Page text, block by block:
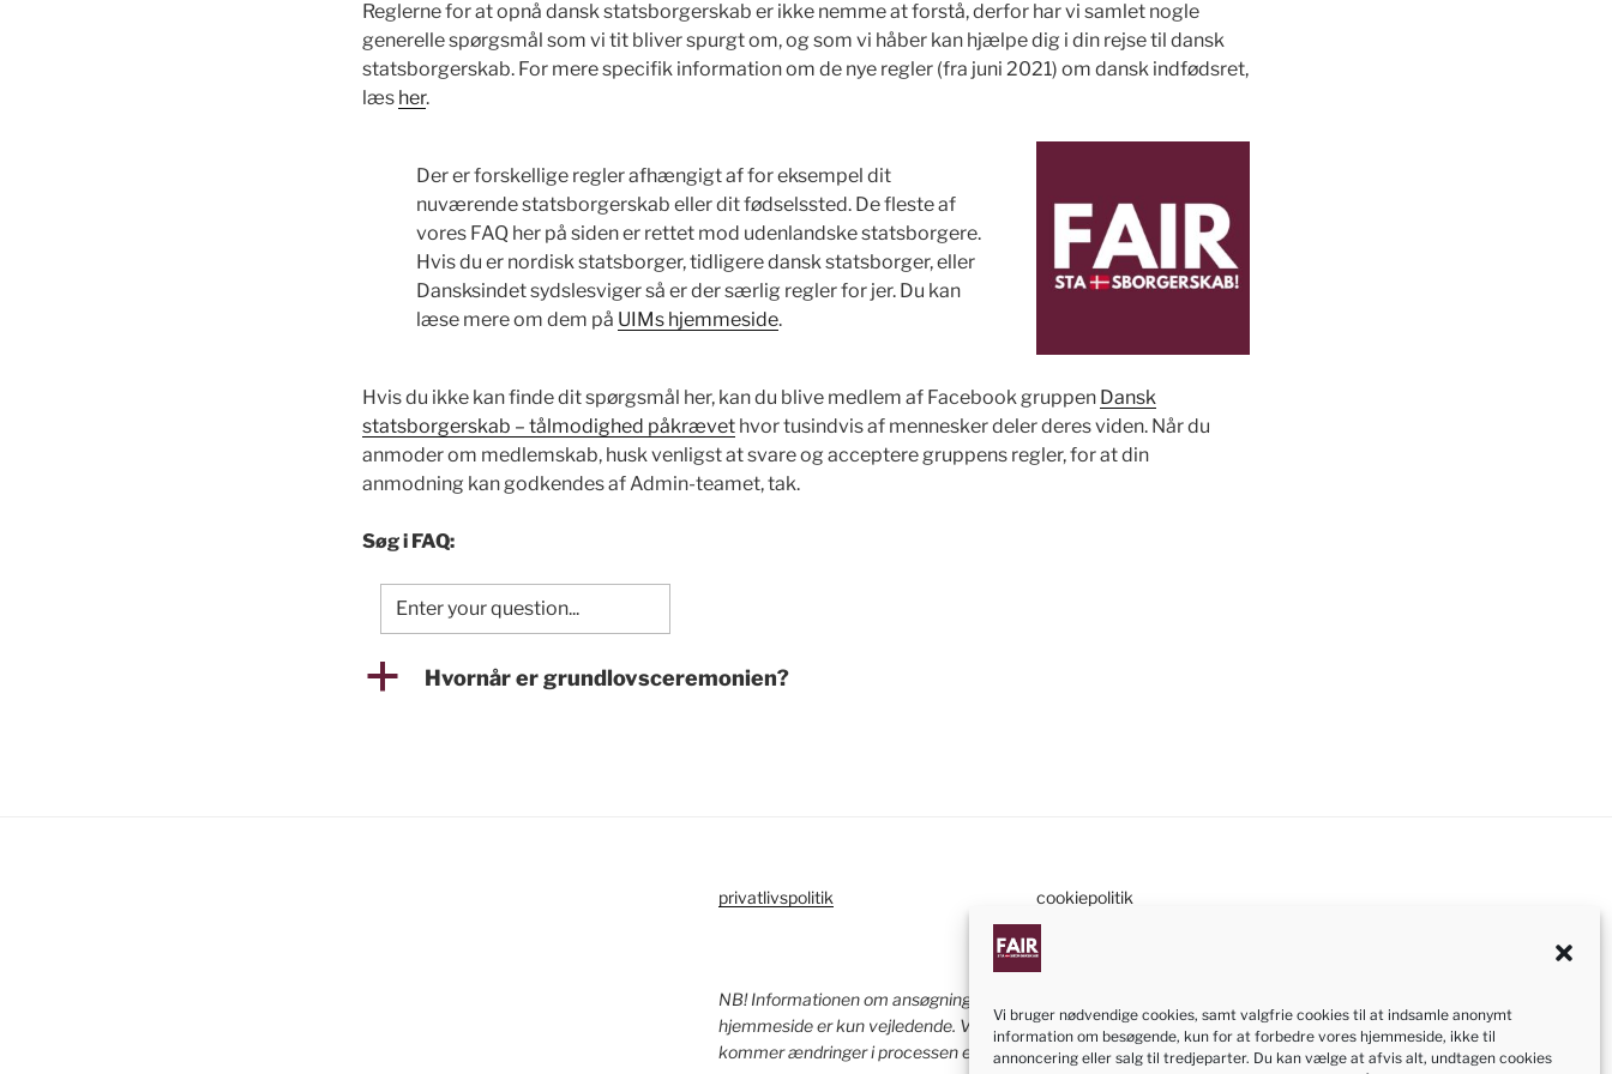
Vi bruger nødvendige cookies, samt valgfrie cookies til at indsamle anonymt
information om besøgende, kun for at forbedre vores hjemmeside, ikke til
annoncering eller salg til tredjeparter. Du kan vælge at afvis alt, undtagen cookies
Reglerne for at opnå dansk statsborgerskab er ikke nemme at forstå, derfor har vi samlet nogle
generelle spørgsmål som vi tit bliver spurgt om, og som vi håber kan hjælpe dig i din rejse til dansk
statsborgerskab. For mere specifik information om de nye regler (fra juni 2021) om dansk indfødsret,
læs her.
Der er forskellige regler afhængigt af for eksempel dit
nuværende statsborgerskab eller dit fødselssted. De fleste af
vores FAQ her på siden er rettet mod udenlandske statsborgere.
Hvis du er nordisk statsborger, tidligere dansk statsborger, eller
Dansksindet sydslesviger så er der særlig regler for jer. Du kan
læse mere om dem på UIMs hjemmeside.
Hvis du ikke kan finde dit spørgsmål her, kan du blive medlem af Facebook gruppen Dansk
statsborgerskab – tålmodighed påkrævet hvor tusindvis af mennesker deler deres viden. Når du
anmoder om medlemskab, husk venligst at svare og acceptere gruppens regler, for at din
anmodning kan godkendes af Admin-teamet, tak.
Søg i FAQ:
a Hvornår er grundlovsceremonien?
privatlivspolitik cookiepolitik
NB! Informationen om ansøgningen af dansk statsborgerskab på denne
hjemmeside er kun vejledende. Vi bestræber os til at opdatere siden når der
kommer ændringer i processen eller loven. Siden er vedligeholdt med frivillig kraft.